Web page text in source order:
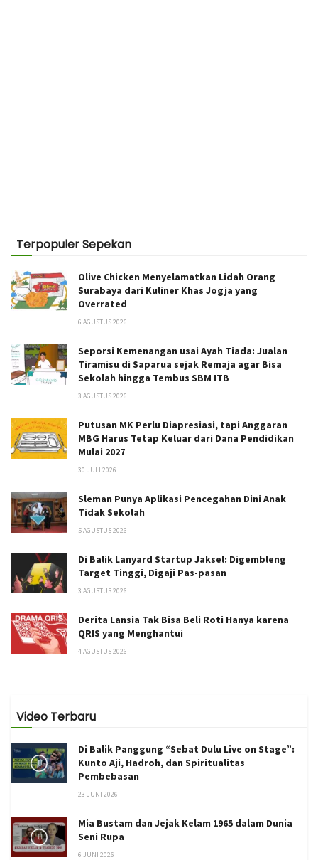
Terpopuler Sepekan
Olive Chicken Menyelamatkan Lidah Orang
Surabaya dari Kuliner Khas Jogja yang
Overrated
6 AGUSTUS 2026
Seporsi Kemenangan usai Ayah Tiada: Jualan
Tiramisu di Saparua sejak Remaja agar Bisa
Sekolah hingga Tembus SBM ITB
3 AGUSTUS 2026
Putusan MK Perlu Diapresiasi, tapi Anggaran
MBG Harus Tetap Keluar dari Dana Pendidikan
Mulai 2027
30 JULI 2026
Sleman Punya Aplikasi Pencegahan Dini Anak
Tidak Sekolah
5 AGUSTUS 2026
Di Balik Lanyard Startup Jaksel: Digembleng
Target Tinggi, Digaji Pas-pasan
3 AGUSTUS 2026
Derita Lansia Tak Bisa Beli Roti Hanya karena
QRIS yang Menghantui
4 AGUSTUS 2026
Video Terbaru
Di Balik Panggung “Sebat Dulu Live on Stage”:
Kunto Aji, Hadroh, dan Spiritualitas
Pembebasan
23 JUNI 2026
Mia Bustam dan Jejak Kelam 1965 dalam Dunia
Seni Rupa
6 JUNI 2026